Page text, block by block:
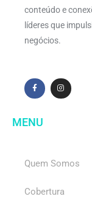
conteúdo e
líderes que
negócios.
MENU
Quem Somos
Cobertura